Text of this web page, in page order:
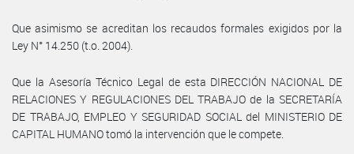
Que asimismo se acreditan los recaudos formales exigidos por la
Ley N° 14.250 (t.o. 2004).
Que la Asesoría Técnico Legal de esta DIRECCIÓN NACIONAL DE
RELACIONES Y REGULACIONES DEL TRABAJO de la SECRETARÍA
DE TRABAJO, EMPLEO Y SEGURIDAD SOCIAL del MINISTERIO DE
CAPITAL HUMANO tomó la intervención que le compete.